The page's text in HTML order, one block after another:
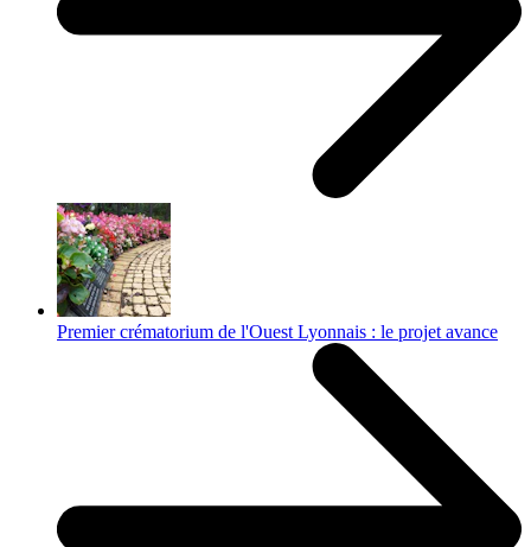
Premier crématorium de l'Ouest Lyonnais : le projet avance